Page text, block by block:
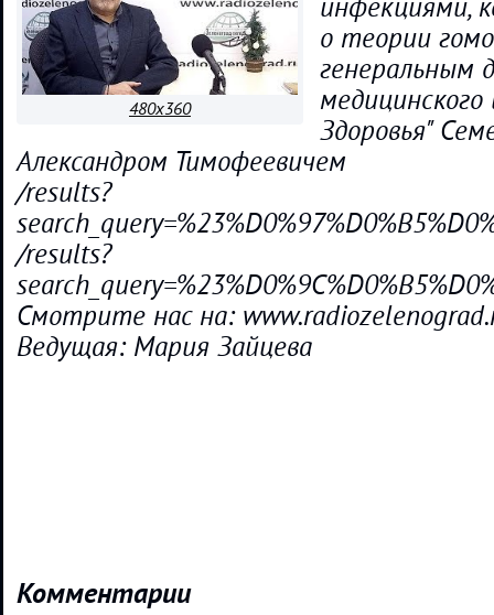
480x360
инфекциями,
о теории
генеральным
Здоровья"
Александром Тимофеевичем
/results?
/results?
Смотрите нас на:
Ведущая: Мария Зайцева
Комментарии